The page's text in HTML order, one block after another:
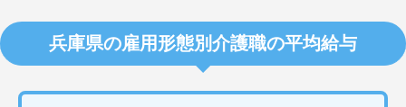
兵庫県の雇用形態別介護職の平均給与